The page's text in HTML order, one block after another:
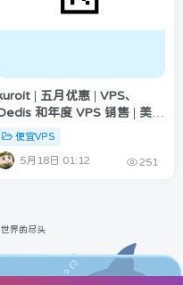
| 五月优惠 | VPS、
和年度 VPS 销售 | 美
和新加坡
便宜VPS
5月18日 01:12 251
界的尽头